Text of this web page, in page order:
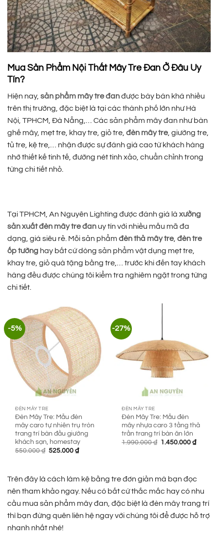
Mua Sản Phẩm Nội Thất Mây Tre Đan Ở Đâu Uy
Tín?
Hiện nay, sản phẩm mây tre đanđược bày bán khá nhiều
trên thị trường, đặc biệt là tại các thành phố lớn như Hà
Nội, TPHCM, Đà Nẵng,… Các sản phẩm mây đan như bàn
ghế mây, mẹt tre, khay tre, giỏ tre, đèn mây tre , giường tre,
tủ tre, kệ tre,… nhận được sự đánh giá cao từ khách hàng
nhờ thiết kế tinh tế, đường nét tinh xảo, chuẩn chỉnh trong
từng chi tiết nhỏ.
Tại TPHCM, An Nguyên Lighting được đánh giá là xưởng
sản xuất đèn mây tre đan uy tín với nhiều mẫu mã đa
dạng, giá siêu rẻ. Mỗi sản phẩm đèn thả mây tre đèn tre
ốp tường hay bất cứ dòng sản phẩm vật dụng mẹt tre,
khay tre, giỏ quà tặng bằng tre,… trước khi đến tay khách
hàng đều được chúng tôi kiểm tra nghiêm ngặt trong từng
chi tiết.
-5%
ĐÈN MÂY TRE
Đèn Mây Tre: Mẫu đèn
mây caro tự nhiên trụ tròn
trang trí bàn đầu giường
khách sạn, homestay
550.000₫ Giá
525.000₫Giá
525.000 ₫.
-27%
ĐÈN MÂY TRE
Đèn Mây Tre: Mẫu đèn
mây nhựa caro 3 tầng thả
trần trang trí bàn ăn lớn
1.990.000₫ Giá
1.450.000₫Giá
Trên đây là cách làm kệ bằng tre đơn giản mà bạn đọc
nên tham khảo ngay. Nếu có bất cứ thắc mắc hay có nhu
cầu mua sản phẩm mây đan, đặc biệt là đèn mây trang trí
thì bạn đừng quên liên hệ ngay với chúng tôi để được hỗ trợ
nhanh nhất nhé!